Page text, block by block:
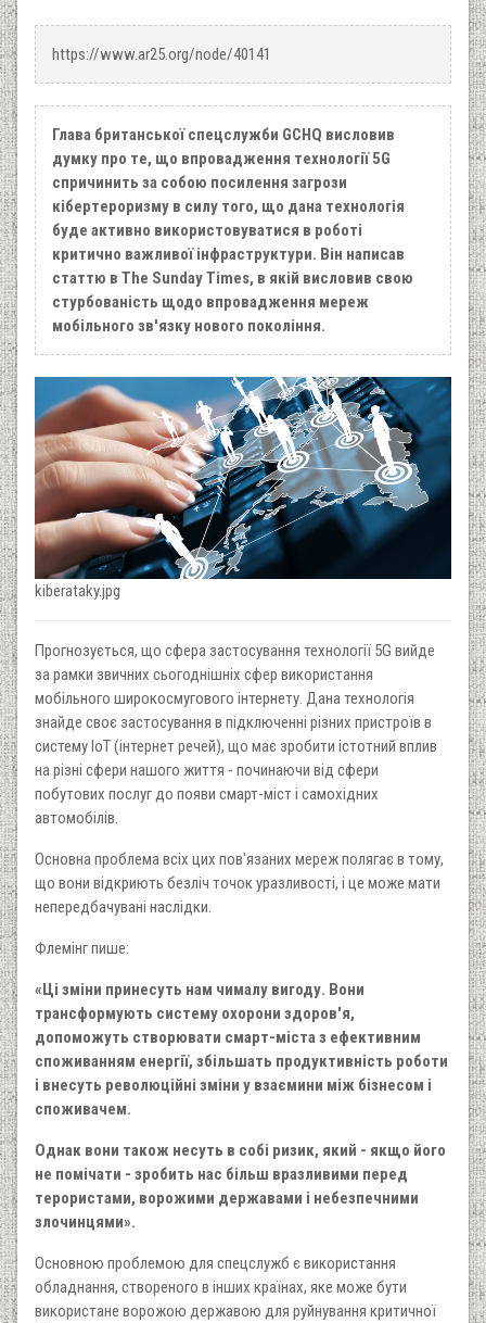
https://www.ar25.org/node/40141
Глава британської спецслужби GCHQ висловив
думку про те, що впровадження технології 5G
спричинить за собою посилення загрози
кібертероризму в силу того, що дана технологія
буде активно використовуватися в роботі
критично важливої ​​інфраструктури. Він написав
статтю в The Sunday Times, в якій висловив свою
стурбованість щодо впровадження мереж
мобільного зв'язку нового покоління.
kiberataky.jpg
Прогнозується, що сфера застосування технології 5G вийде
за рамки звичних сьогоднішніх сфер використання
мобільного широкосмугового інтернету. Дана технологія
знайде своє застосування в підключенні різних пристроїв в
систему IoT (інтернет речей), що має зробити істотний вплив
на різні сфери нашого життя - починаючи від сфери
побутових послуг до появи смарт-міст і самохідних
автомобілів.
Основна проблема всіх цих пов'язаних мереж полягає в тому,
що вони відкриють безліч точок уразливості, і це може мати
непередбачувані наслідки.
Флемінг пише:
«Ці зміни принесуть нам чималу вигоду. Вони
трансформують систему охорони здоров'я,
допоможуть створювати смарт-міста з ефективним
споживанням енергії, збільшать продуктивність роботи
і внесуть революційні зміни у взаємини між бізнесом і
споживачем.
Однак вони також несуть в собі ризик, який - якщо його
не помічати - зробить нас більш вразливими перед
терористами, ворожими державами і небезпечними
злочинцями».
Основною проблемою для спецслужб є використання
обладнання, створеного в інших країнах, яке може бути
використане ворожою державою для руйнування критичної